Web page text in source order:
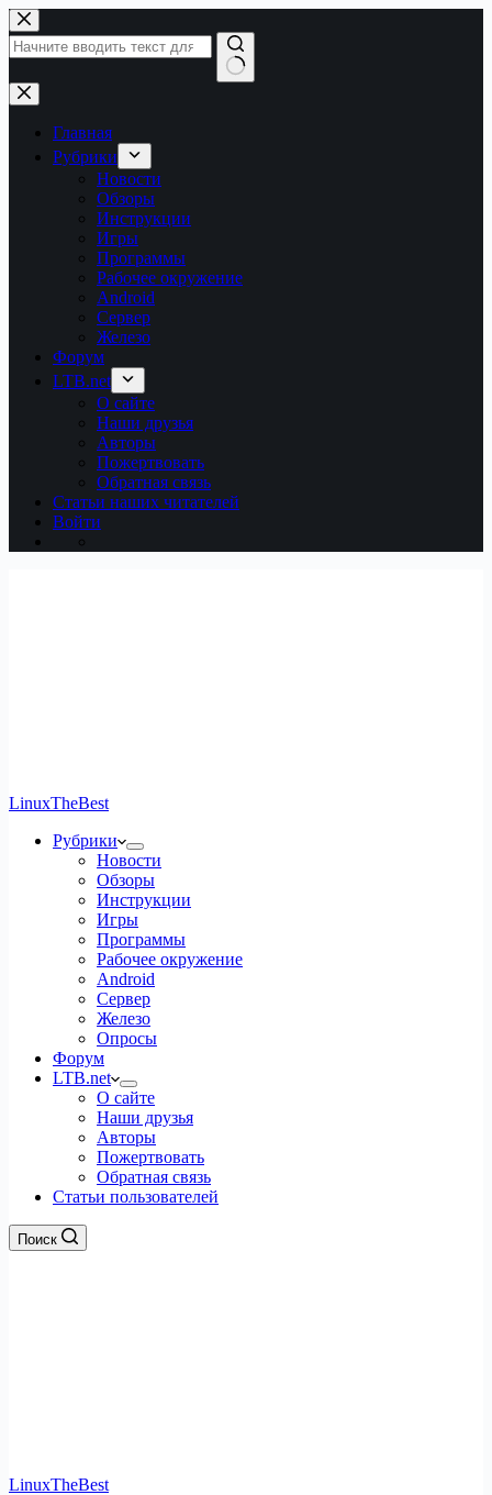
Перейти
к
сути
Ничего
не
найденоГлавная
Рубрики
Новости
Обзоры
Инструкции
Игры
Программы
Рабочее окружение
Android
Сервер
Железо
Форум
LTB.net
О сайте
Наши друзья
Авторы
Пожертвовать
Обратная связь
Статьи наших читателей
Войти
LinuxTheBest
Рубрики
Новости
Обзоры
Инструкции
Игры
Программы
Рабочее окружение
Android
Сервер
Железо
Опросы
Форум
LTB.net
О сайте
Наши друзья
Авторы
Пожертвовать
Обратная связь
Статьи пользователей
Поиск
LinuxTheBest